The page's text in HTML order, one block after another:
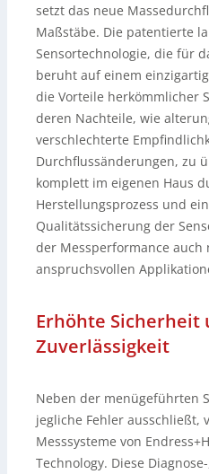
setzt das neue
Maßstäbe. Die patentierte
Sensortechnologie, die für
beruht auf einem
die Vorteile herkömmlicher
deren Nachteile, wie
verschlechterte
Durchflussänderungen, zu
komplett im eigenen Haus
Herstellungsprozess und
Qualitätssicherung der
der Messperformance auch
anspruchsvollen
Erhöhte Sicherheit
Zuverlässigkeit
Neben der menügeführten
jegliche Fehler ausschließt,
Messsysteme von
Technology. Diese